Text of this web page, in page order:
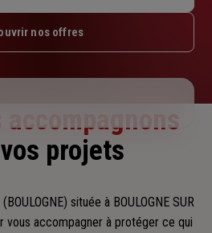
– 17h
nos offres
accompagnons
projets
située à BOULOGNE SUR
vous accompagner à protéger ce qui